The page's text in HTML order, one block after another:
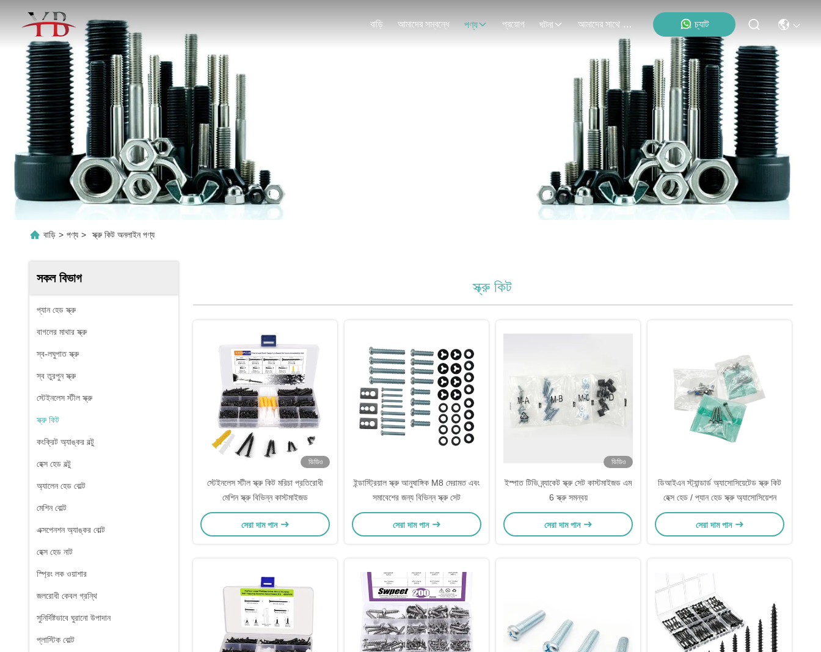
বাড়ি আমাদের সম্বন্ধে পণ্য প্রয়োগ ঘটনা আমাদের সাথে যোগাযোগ চ্যাট
বাড়ি > পণ্য > স্ক্রু কিট অনলাইন পণ্য
সকল বিভাগ
প্যান হেড স্ক্রু
বাগলের মাথার স্ক্রু
স্ব-লঘুপাত স্ক্রু
স্ব তুরপুন স্ক্রু
স্টেইনলেস স্টীল স্ক্রু
স্ক্রু কিট
কংক্রিট অ্যাঙ্কর বল্টু
হেক্স হেড বল্টু
অ্যালেন হেড বোল্ট
মেশিন বোল্ট
এক্সপেনশন অ্যাঙ্কর বোল্ট
হেক্স হেড নাট
স্প্রিং লক ওয়াশার
জলরোধী কেবল গ্রন্থি
সুনির্দিষ্টভাবে ঘুরানো উপাদান
প্লাস্টিক বোল্ট
স্ক্রু কিট
ভিডিও
স্টেইনলেস স্টীল স্ক্রু কিট মরিচা প্রতিরোধী
মেশিন স্ক্রু বিভিন্ন কাস্টমাইজড
সেরা দাম পান
ইন্ডাস্ট্রিয়াল স্ক্রু আনুষাঙ্গিক M8 মেরামত এবং
সমাবেশের জন্য বিভিন্ন স্ক্রু সেট
সেরা দাম পান
ভিডিও
ইস্পাত টিভি ব্র্যাকেট স্ক্রু সেট কাস্টমাইজড এম
6 স্ক্রু সমন্বয়
সেরা দাম পান
ডিআইএন স্ট্যান্ডার্ড অ্যাসোসিয়েটেড স্ক্রু কিট
হেক্স হেড / প্যান হেড স্ক্রু অ্যাসোসিয়েশন
সেরা দাম পান